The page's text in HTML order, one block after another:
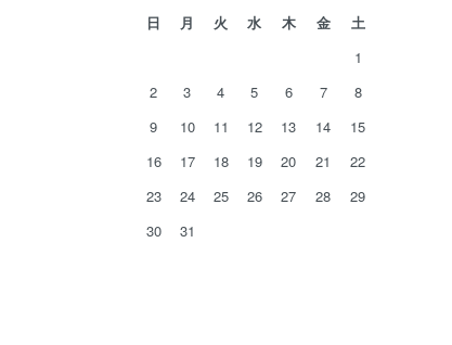
日 月 火 水 木 金
土
1
2
3 4 5 6 7
8
9
10 11 12 13 14
15
16
17 18 19 20 21
22
23
24 25 26 27 28
29
30
31